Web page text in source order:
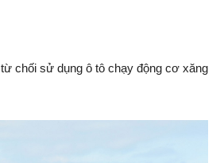
chối sử dụng ô tô chạy động cơ xăng